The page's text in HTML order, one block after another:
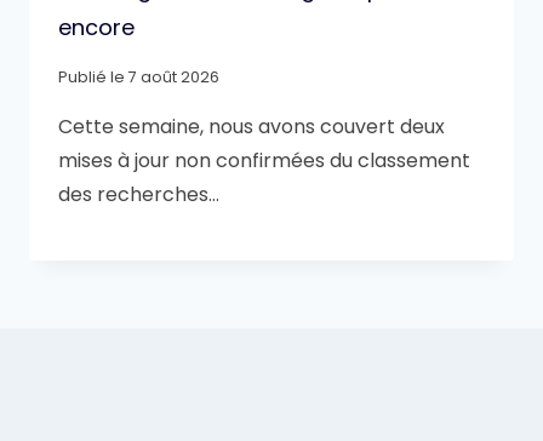
encore
Publié le 7 août 2026
Cette semaine, nous avons couvert deux
mises à jour non confirmées du classement
des recherches…